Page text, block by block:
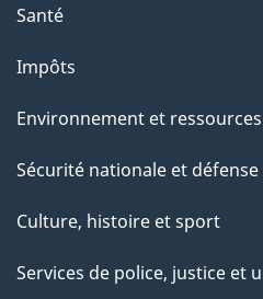
a
e
Santé
Impôts
Environnement et
Sécurité nationale et défense
Culture, histoire et sport
Services de police, justice et